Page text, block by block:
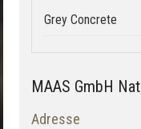
Grey Concrete
MAAS GmbH
Adresse